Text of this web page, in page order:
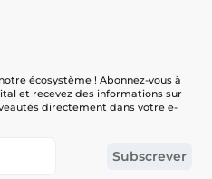
écosystème ! Abonnez-vous à
et recevez des informations sur
directement dans votre e-